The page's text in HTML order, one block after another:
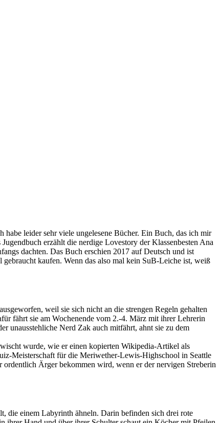
leider sehr viele ungelesene Bücher. Ein Buch, das ich mir
erzählt die nerdige Lovestory der Klassenbesten Ana
dachten. Das Buch erschien 2017 auf Deutsch und ist
kaufen. Wenn das also mal kein SuB-Leiche ist, weiß
weil sie sich nicht an die strengen Regeln gehalten
fährt sie am Wochenende vom 2.-4. März mit ihrer Lehrerin
unausstehliche Nerd Zak auch mitfährt, ahnt sie zu dem
wurde, wie er einen kopierten Wikipedia-Artikel als
Meisterschaft für die Meriwether-Lewis-Highschool in Seattle
Ärger bekommen wird, wenn er der nervigen Streberin
die einem Labyrinth ähneln. Darin befinden sich drei rote